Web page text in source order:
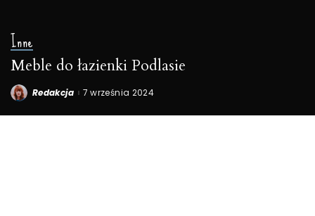
Inne
Meble do łazienki Podlasie
Posted
Redakcja 7 września 2024